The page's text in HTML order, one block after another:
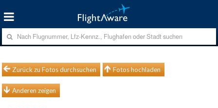
Zurück zu Fotos durchsuchen Fotos hochladen
Anderen zeigen